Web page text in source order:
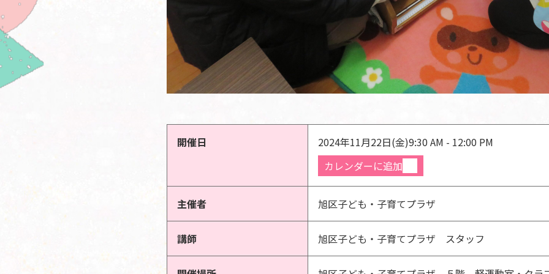
開催日 2024年11月22日(金)9:30 AM - 12:00 PM
カレンダーに追加
主催者 旭区子ども・子育てプラザ
講師 旭区子ども・子育てプラザ スタッフ